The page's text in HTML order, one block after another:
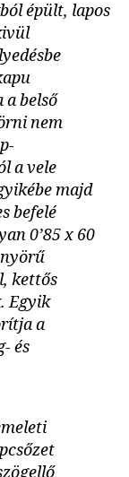
épült, lapos
a belső
nem
a vele
majd
befelé
0’85 x 60
kettős
Egyik
a
és